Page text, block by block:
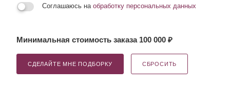
Соглашаюсь на обработку персональных данных
Минимальная стоимость заказа 100 000 ₽
СДЕЛАЙТЕ МНЕ ПОДБОРКУ СБРОСИТЬ